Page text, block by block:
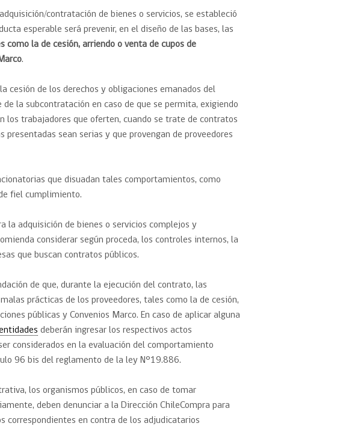
contratación de bienes o servicios, se estableció
esperable será prevenir, en el diseño de las bases, las
la de cesión, arriendo o venta de cupos de
.
la cesión de los derechos y obligaciones emanados del
la subcontratación en caso de que se permita, exigiendo
los trabajadores que oferten, cuando se trate de contratos
sean serias y que provengan de proveedores
que disuadan tales comportamientos, como
fiel cumplimiento.
la adquisición de bienes o servicios complejos y
considerar según proceda, los controles internos, la
que buscan contratos públicos.
de que, durante la ejecución del contrato, las
prácticas de los proveedores, tales como la de cesión,
públicas y Convenios Marco. En caso de aplicar alguna
deberán ingresar los respectivos actos
considerados en la evaluación del comportamiento
96 bis del reglamento de la ley N°19.886.
los organismos públicos, en caso de tomar
deben denunciar a la Dirección ChileCompra para
correspondientes en contra de los adjudicatarios